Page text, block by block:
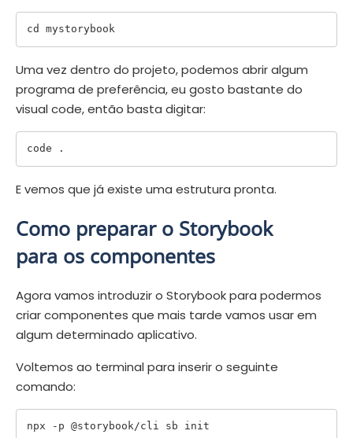
Uma vez dentro do projeto, podemos abrir algum
programa de preferência, eu gosto bastante do
visual code, então basta digitar:
E vemos que já existe uma estrutura pronta.
Como preparar o Storybook
para os componentes
Agora vamos introduzir o Storybook para podermos
criar componentes que mais tarde vamos usar em
algum determinado aplicativo.
Voltemos ao terminal para inserir o seguinte
comando: